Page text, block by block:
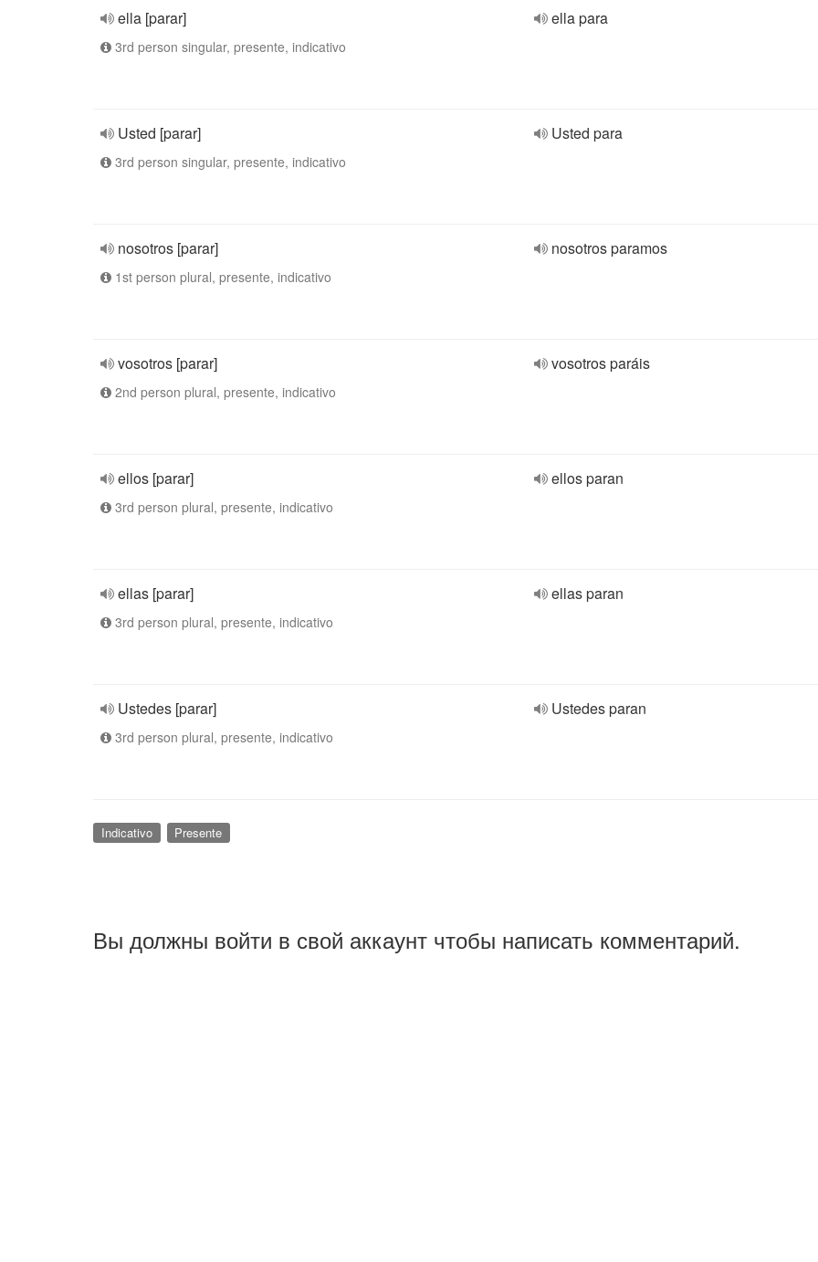
ella [parar]
3rd person singular, presente, indicativo
ella para
Usted [parar]
3rd person singular, presente, indicativo
Usted para
nosotros [parar]
1st person plural, presente, indicativo
nosotros paramos
vosotros [parar]
2nd person plural, presente, indicativo
vosotros paráis
ellos [parar]
3rd person plural, presente, indicativo
ellos paran
ellas [parar]
3rd person plural, presente, indicativo
ellas paran
Ustedes [parar]
3rd person plural, presente, indicativo
Ustedes paran
Indicativo Presente
Вы должны войти в свой аккаунт чтобы написать комментарий.